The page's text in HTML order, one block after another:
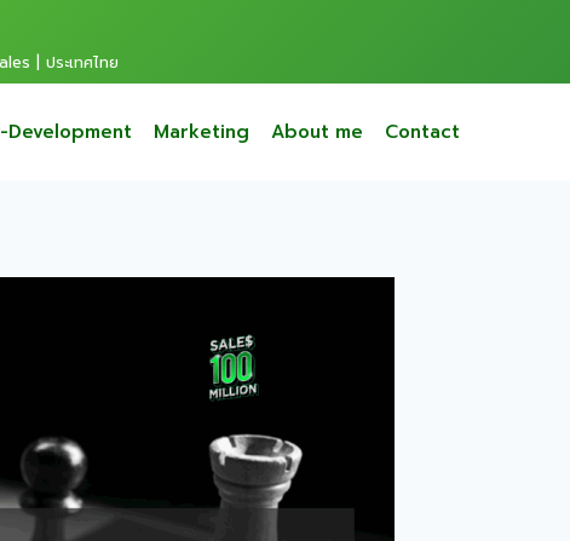
| ประเทศไทย
Development Marketing About me Contact